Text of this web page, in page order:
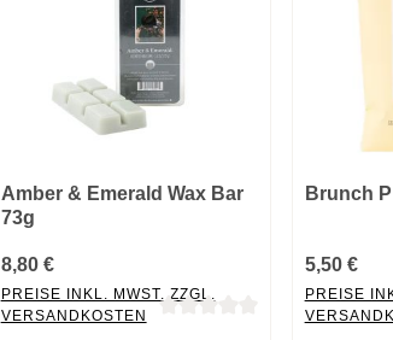
Amber & Emerald Wax Bar
73g
8,80 €
PREISE INKL. MWST. ZZGL.
VERSANDKOSTEN
Brunch
5,50 €
PREISE